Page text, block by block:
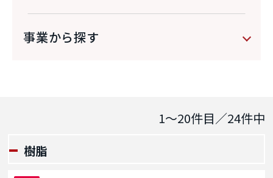
事業から探す
1～20件目／24件中
樹脂